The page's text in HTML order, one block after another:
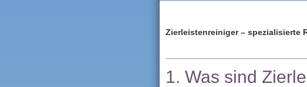
Zierleistenreiniger – spezialisierte
1. Was sind